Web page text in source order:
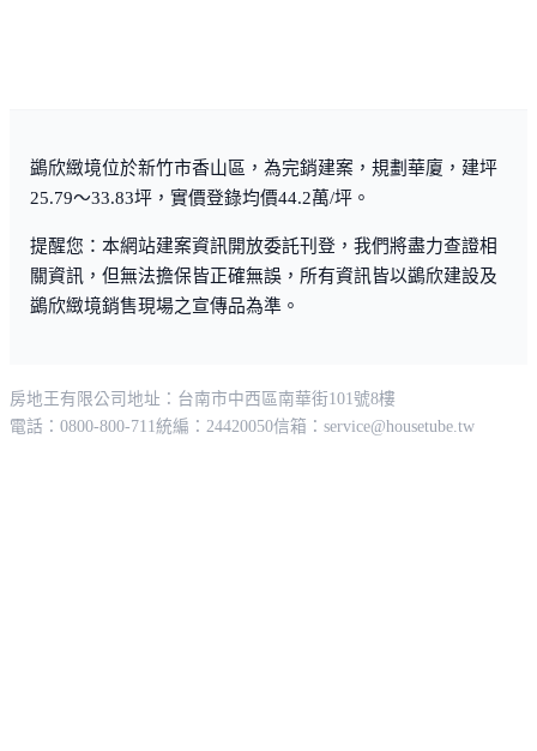
鷁欣緻境位於新竹市香山區，為完銷建案，規劃華廈，建坪
25.79～33.83坪，實價登錄均價44.2萬/坪。
提醒您：本網站建案資訊開放委託刊登，我們將盡力查證相
關資訊，但無法擔保皆正確無誤，所有資訊皆以鷁欣建設及
鷁欣緻境銷售現場之宣傳品為準。
房地王有限公司 地址：台南市中西區南華街101號8樓
電話：0800-800-711統編：24420050信箱： service@housetube.tw